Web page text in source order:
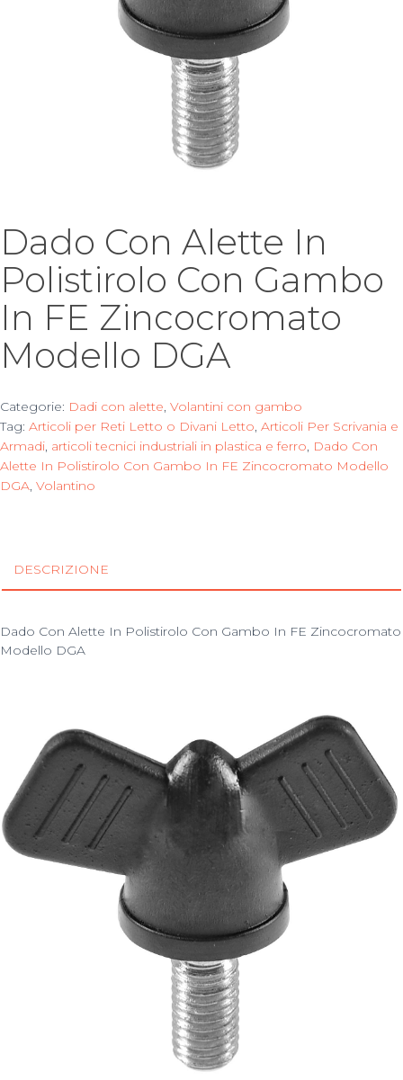
Dado Con Alette In
Polistirolo Con Gambo
In FE Zincocromato
Modello DGA
Categorie: Dadi con alette, Volantini con gambo
Tag: Articoli per Reti Letto o Divani Letto, Articoli Per Scrivania e
Armadi, articoli tecnici industriali in plastica e ferro, Dado Con
Alette In Polistirolo Con Gambo In FE Zincocromato Modello
DGA, Volantino
DESCRIZIONE
Dado Con Alette In Polistirolo Con Gambo In FE Zincocromato
Modello DGA